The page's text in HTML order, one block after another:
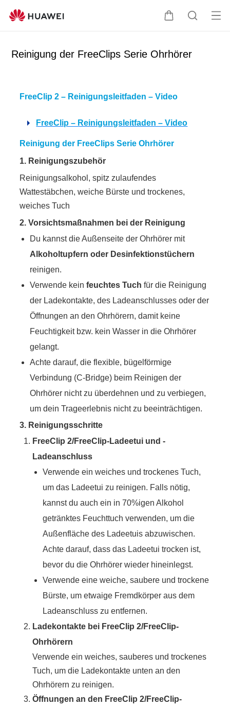
W
e
o
b
S
h
Me
Reinigung der FreeClips Serie Ohrhörer
FreeClip 2 – Reinigungsleitfaden – Video
FreeClip – Reinigungsleitfaden – Video
Reinigung der FreeClips Serie Ohrhörer
1. Reinigungszubehör
Reinigungsalkohol, spitz zulaufendes
Wattestäbchen, weiche Bürste und trockenes,
weiches Tuch
2. Vorsichtsmaßnahmen bei der Reinigung
Du kannst die Außenseite der Ohrhörer mit
Alkoholtupfern oder Desinfektionstüchern
reinigen.
Verwende keinfeuchtes Tuch für die Reinigung
der Ladekontakte, des Ladeanschlusses oder der
Öffnungen an den Ohrhörern, damit keine
Feuchtigkeit bzw. kein Wasser in die Ohrhörer
gelangt.
Achte darauf, die flexible, bügelförmige
Verbindung (C-Bridge) beim Reinigen der
Ohrhörer nicht zu überdehnen und zu verbiegen,
um dein Trageerlebnis nicht zu beeinträchtigen.
3. Reinigungsschritte
FreeClip 2/FreeClip-Ladeetui und -
Ladeanschluss
Verwende ein weiches und trockenes Tuch,
um das Ladeetui zu reinigen. Falls nötig,
kannst du auch ein in 70%igen Alkohol
getränktes Feuchttuch verwenden, um die
Außenfläche des Ladeetuis abzuwischen.
Achte darauf, dass das Ladeetui trocken ist,
bevor du die Ohrhörer wieder hineinlegst.
Verwende eine weiche, saubere und trockene
Bürste, um etwaige Fremdkörper aus dem
Ladeanschluss zu entfernen.
Ladekontakte bei FreeClip 2/FreeClip-
Ohrhörern
Verwende ein weiches, sauberes und trockenes
Tuch, um die Ladekontakte unten an den
Ohrhörern zu reinigen.
Öffnungen an den FreeClip 2/FreeClip-